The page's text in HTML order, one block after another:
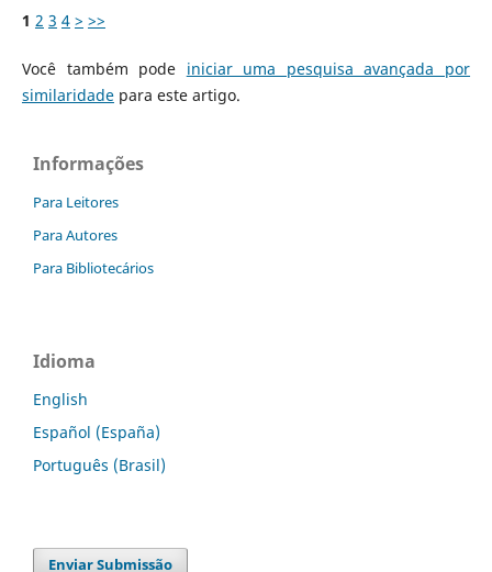
1 2 3 4 > >>
Você também pode iniciar uma pesquisa avançada por
similaridadepara este artigo.
Informações
Para Leitores
Para Autores
Para Bibliotecários
Idioma
English
Español (España)
Português (Brasil)
Enviar Submissão